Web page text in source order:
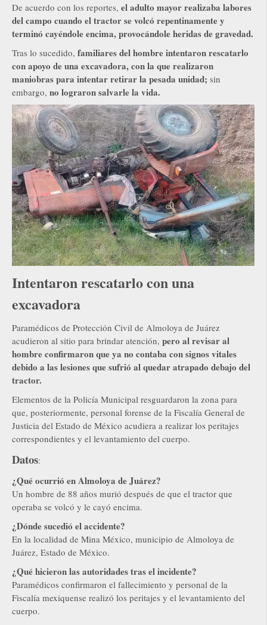
De acuerdo con los reportes, el adulto mayor realizaba labores
del campo cuando el tractor se volcó repentinamente y
terminó cayéndole encima, provocándole heridas de gravedad.
Tras lo sucedido, familiares del hombre intentaron rescatarlo
con apoyo de una excavadora, con la que realizaron
maniobras para intentar retirar la pesada unidad; sin
embargo, no lograron salvarle la vida.
Intentaron rescatarlo con una
excavadora
Paramédicos de Protección Civil de Almoloya de Juárez
acudieron al sitio para brindar atención, pero al revisar al
hombre confirmaron que ya no contaba con signos vitales
debido a las lesiones que sufrió al quedar atrapado debajo del
tractor.
Elementos de la Policía Municipal resguardaron la zona para
que, posteriormente, personal forense de la Fiscalía General de
Justicia del Estado de México acudiera a realizar los peritajes
correspondientes y el levantamiento del cuerpo.
Datos:
¿Qué ocurrió en Almoloya de Juárez?
Un hombre de 88 años murió después de que el tractor que
operaba se volcó y le cayó encima.
¿Dónde sucedió el accidente?
En la localidad de Mina México, municipio de Almoloya de
Juárez, Estado de México.
¿Qué hicieron las autoridades tras el incidente?
Paramédicos confirmaron el fallecimiento y personal de la
Fiscalía mexiquense realizó los peritajes y el levantamiento del
cuerpo.